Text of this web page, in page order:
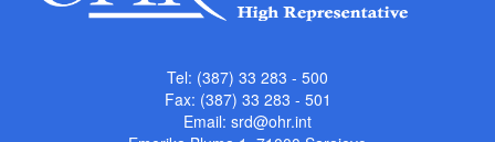
Tel: (387) 33 283 - 500
Fax: (387) 33 283 - 501
Email: srd@ohr.int